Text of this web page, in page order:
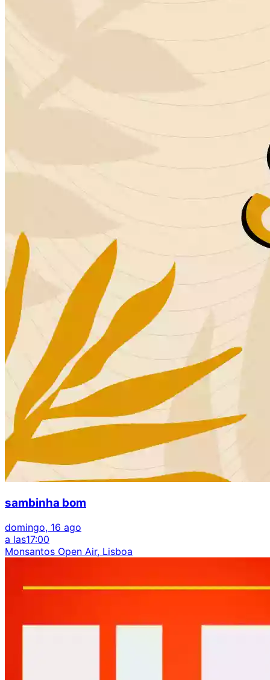
sambinha bom
domingo, 16 ago
a las17:00
Monsantos Open Air, Lisboa